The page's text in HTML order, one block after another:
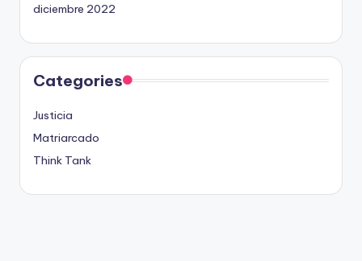
diciembre 2022
Categories
Justicia
Matriarcado
Think Tank